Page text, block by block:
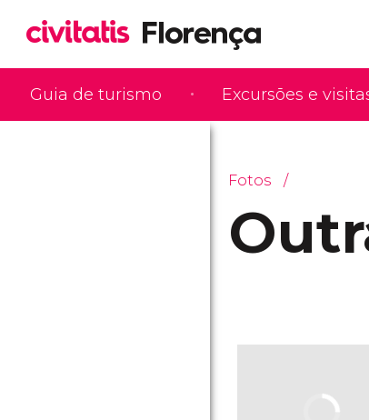
Guia de turismo Excursões e
Fotos